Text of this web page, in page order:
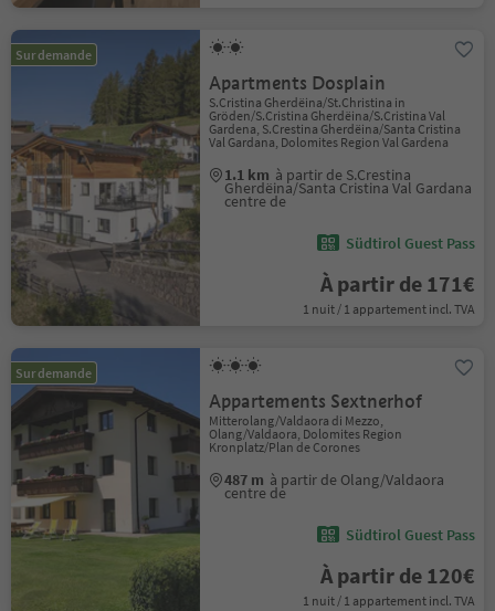
Sur demande
Apartments Dosplain
S.Cristina Gherdëina/St.Christina in
Gröden/S.Cristina Gherdëina/S.Cristina Val
Gardena, S.Crestina Gherdëina/Santa Cristina
Val Gardana, Dolomites Region Val Gardena
1.1 km à partir de S.Crestina
Gherdëina/Santa Cristina Val Gardana
centre de
Südtirol Guest Pass
À partir de 171€
1 nuit / 1 appartement incl. TVA
Sur demande
Appartements Sextnerhof
Mitterolang/Valdaora di Mezzo,
Olang/Valdaora, Dolomites Region
Kronplatz/Plan de Corones
487 m à partir de Olang/Valdaora
centre de
Südtirol Guest Pass
À partir de 120€
1 nuit / 1 appartement incl. TVA